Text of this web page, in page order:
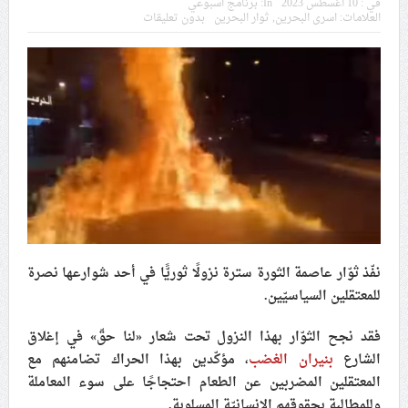
في موسم عاشوراء
النظام الخليفيّ يدسّ عيونه بين المشاركين في مواكب العزاء
الموقف الأسبوعيّ: شعب البحرين سيقطع الأيدي التي تنال
من شعائر عاشوراء.. ولن يساوم على هويّته وقيمه في
الحريّة والتحرير
مقال: عاشوراء البحرين… ميدان جهاد بالكلمة
الفقيه القائد قاسم: لن تقتلوا الحسين.. إنّ الحسين سيقتل
انطلاق المحادثات الإيرانيّة- الأمريكيّة في سويسرا
العلامات: اسرى البحرين, ثوار البحرين بدون تعليقات
نفّذ ثوّار عاصمة الثورة سترة نزولًا ثوريًّا في أحد شوارعها نصرة
للمعتقلين السياسيّين.
فقد نجح الثوّار بهذا النزول تحت شعار «لنا حقّ» في إغلاق
الشارع بنيران الغضب، مؤكّدين بهذا الحراك تضامنهم مع
المعتقلين المضربين عن الطعام احتجاجًا على سوء المعاملة